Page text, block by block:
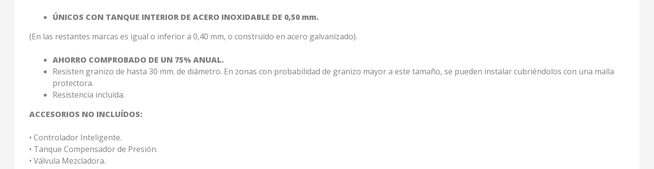
ÚNICOS CON TANQUE INTERIOR DE ACERO INOXIDABLE DE 0,50 mm.
(En las restantes marcas es igual o inferior a 0,40 mm, o construido en acero galvanizado).
AHORRO COMPROBADO DE UN 75% ANUAL.
Resisten granizo de hasta 30 mm. de diámetro. En zonas con probabilidad de granizo mayor a este tamaño, se pueden instalar cubriéndolos con una malla
protectora.
Resistencia incluída.
ACCESORIOS NO INCLUÍDOS:
• Controlador Inteligente.
• Tanque Compensador de Presión.
• Válvula Mezcladora.